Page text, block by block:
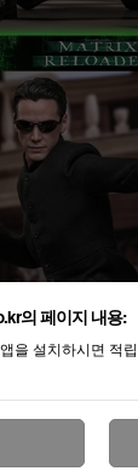
의 페이지 내용:
을 설치하시면 적